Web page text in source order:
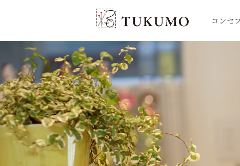
コンセ